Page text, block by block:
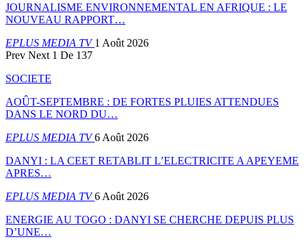
JOURNALISME ENVIRONNEMENTAL EN AFRIQUE : LE
NOUVEAU RAPPORT…
EPLUS MEDIA TV1 Août 2026
Prev Next 1 De 137
SOCIETE
AOÛT-SEPTEMBRE : DE FORTES PLUIES ATTENDUES
DANS LE NORD DU…
EPLUS MEDIA TV6 Août 2026
DANYI : LA CEET RETABLIT L’ELECTRICITE A APEYEME
APRES…
EPLUS MEDIA TV6 Août 2026
ENERGIE AU TOGO : DANYI SE CHERCHE DEPUIS PLUS
D’UNE…